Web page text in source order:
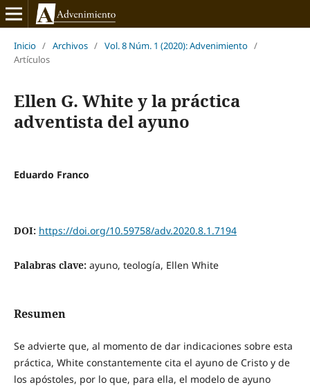
Inicio / Archivos / Vol. 8 Núm. 1 (2020): Advenimiento /
Artículos
Ellen G. White y la práctica
adventista del ayuno
Eduardo Franco
DOI: https://doi.org/10.59758/adv.2020.8.1.7194
Palabras clave: ayuno, teología, Ellen White
Resumen
Se advierte que, al momento de dar indicaciones sobre esta
práctica, White constantemente cita el ayuno de Cristo y de
los apóstoles, por lo que, para ella, el modelo de ayuno